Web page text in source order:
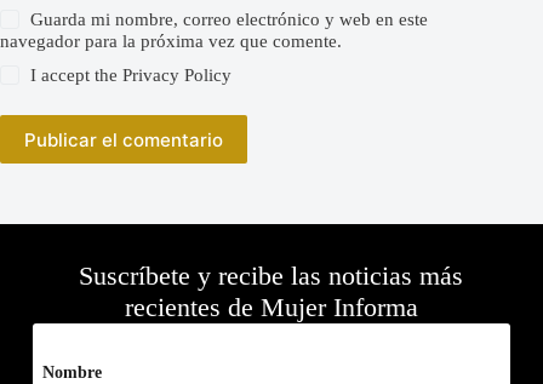
Guarda mi nombre, correo electrónico y web en este
navegador para la próxima vez que comente.
I accept thePrivacy Policy
Publicar el comentario
Suscríbete y recibe las noticias más
recientes de Mujer Informa
Nombre